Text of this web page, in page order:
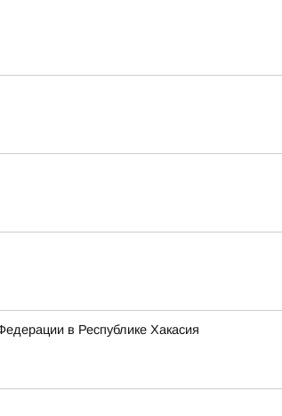
в Республике Хакасия